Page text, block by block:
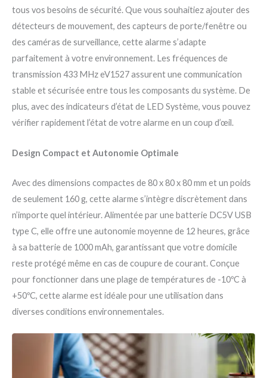
tous vos besoins de sécurité. Que vous souhaitiez ajouter des
détecteurs de mouvement, des capteurs de porte/fenêtre ou
des caméras de surveillance, cette alarme s’adapte
parfaitement à votre environnement. Les fréquences de
transmission 433 MHz eV1527 assurent une communication
stable et sécurisée entre tous les composants du système. De
plus, avec des indicateurs d’état de LED Système, vous pouvez
vérifier rapidement l’état de votre alarme en un coup d’œil.
Design Compact et Autonomie Optimale
Avec des dimensions compactes de 80 x 80 x 80 mm et un poids
de seulement 160 g, cette alarme s’intègre discrètement dans
n’importe quel intérieur. Alimentée par une batterie DC5V USB
type C, elle offre une autonomie moyenne de 12 heures, grâce
à sa batterie de 1000 mAh, garantissant que votre domicile
reste protégé même en cas de coupure de courant. Conçue
pour fonctionner dans une plage de températures de -10ºC à
+50ºC, cette alarme est idéale pour une utilisation dans
diverses conditions environnementales.